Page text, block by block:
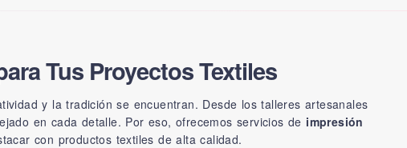
Tus Proyectos Textiles
y la tradición se encuentran. Desde los talleres artesanales
en cada detalle. Por eso, ofrecemos servicios de impresión
con productos textiles de alta calidad.